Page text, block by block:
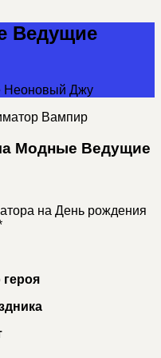
Ведущие
Вампир
Модные Ведущие
на День рождения